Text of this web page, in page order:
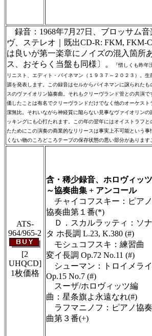
録音：1968年7月27日、ブロッサム音
ヴ、ステレオ｜既出CD-R: FKM, FKM-
は良いが第一楽章にノイズの混入箇所
ス、おそらく当盤も同様〕。
『惜しくも昨
リニスト、エディト・パイネマン（１９３７～２０２３）。
源を発表します。この録音はセルからパイネマンに譲られた
スのヴァイオリン協奏曲。それもクリーヴランド管との共演
価したことは有名でクリーヴランドだけでなく他のオーケス
潔無比。それいながら神経質に陥らない見事なヴァイオリン
ッキングにも心打たれます。この年の翌年にはオイストラフ
たためにこの演奏の商業的なリリースは事実上不可能という
くない物のころどころテープの保存状態の悪い部分があります
ATS-
964/965-2
[2
UHQCD]
1枚価格
含・稀少録音、ホロヴィッツ
～協奏曲集 + アンコール
チャイコフスキー：ピアノ
協奏曲第１番(*)
Ｄ．スカルラッティ：ソナ
タ ホ長調 L.23, K.380 (#)
モシュコフスキ：練習曲
変イ長調 Op.72 No.11 (#)
シューマン：トロイメライ
Op.15 No.7 (#)
スーザ/ホロヴィッツ編
曲：星条旗よ永遠なれ(#)
ラフマニノフ：ピアノ協奏
曲第３番(+)